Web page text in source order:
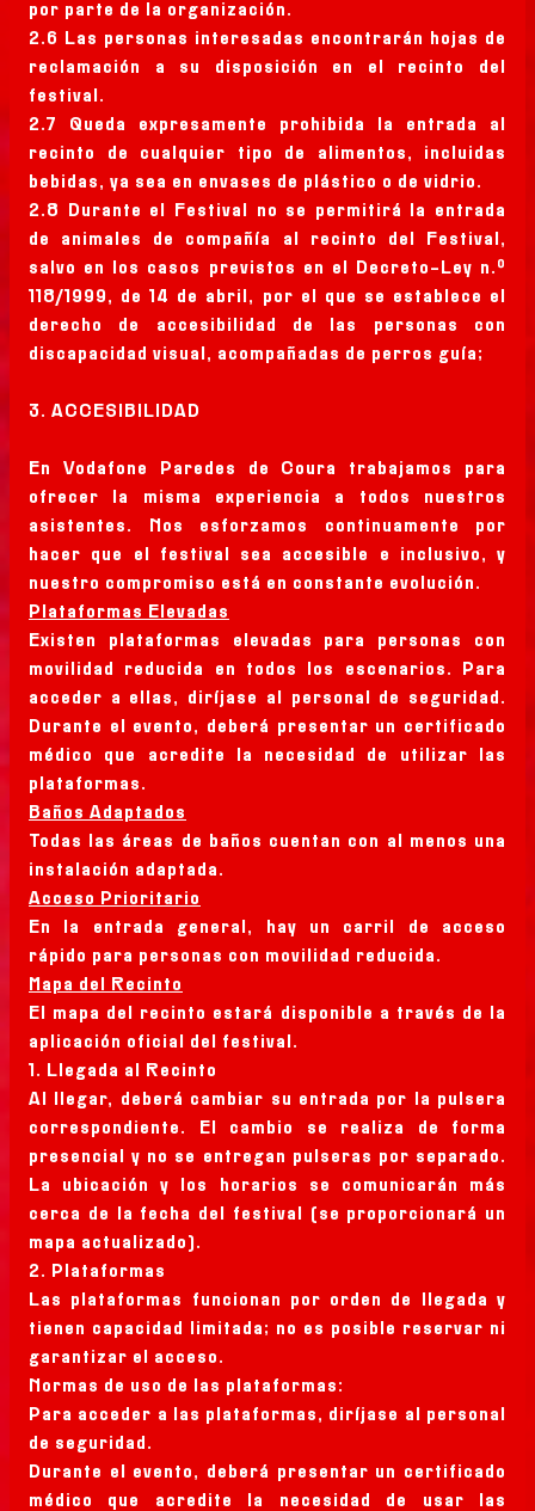
por parte de la organización.
2.6 Las personas interesadas encontrarán hojas de
reclamación a su disposición en el recinto del
festival.
2.7 Queda expresamente prohibida la entrada al
recinto de cualquier tipo de alimentos, incluidas
bebidas, ya sea en envases de plástico o de vidrio.
2.8 Durante el Festival no se permitirá la entrada
de animales de compañía al recinto del Festival,
salvo en los casos previstos en el Decreto-Ley n.º
118/1999, de 14 de abril, por el que se establece el
derecho de accesibilidad de las personas con
discapacidad visual, acompañadas de perros guía;
3. ACCESIBILIDAD
En Vodafone Paredes de Coura trabajamos para
ofrecer la misma experiencia a todos nuestros
asistentes. Nos esforzamos continuamente por
hacer que el festival sea accesible e inclusivo, y
nuestro compromiso está en constante evolución.
Plataformas Elevadas
Existen plataformas elevadas para personas con
movilidad reducida en todos los escenarios. Para
acceder a ellas, diríjase al personal de seguridad.
Durante el evento, deberá presentar un certificado
médico que acredite la necesidad de utilizar las
plataformas.
Baños Adaptados
Todas las áreas de baños cuentan con al menos una
instalación adaptada.
Acceso Prioritario
En la entrada general, hay un carril de acceso
rápido para personas con movilidad reducida.
Mapa del Recinto
El mapa del recinto estará disponible a través de la
aplicación oficial del festival.
1. Llegada al Recinto
Al llegar, deberá cambiar su entrada por la pulsera
correspondiente. El cambio se realiza de forma
presencial y no se entregan pulseras por separado.
La ubicación y los horarios se comunicarán más
cerca de la fecha del festival (se proporcionará un
mapa actualizado).
2. Plataformas
Las plataformas funcionan por orden de llegada y
tienen capacidad limitada; no es posible reservar ni
garantizar el acceso.
Normas de uso de las plataformas:
Para acceder a las plataformas, diríjase al personal
de seguridad.
Durante el evento, deberá presentar un certificado
médico que acredite la necesidad de usar las